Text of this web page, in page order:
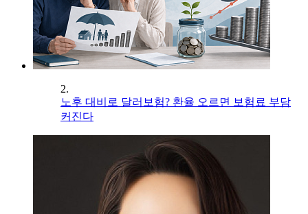
2.
노후 대비로 달러보험? 환율 오르면 보험료 부담
커진다